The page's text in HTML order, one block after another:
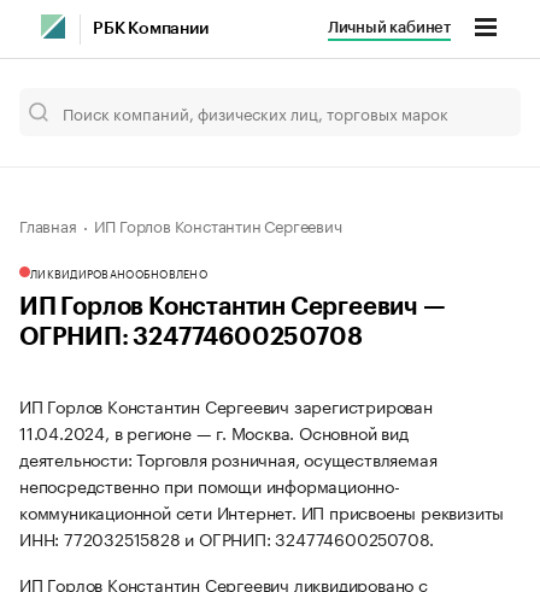
РБК Компании Личный кабинет
Главная ИП Горлов Константин Сергеевич
ЛИКВИДИРОВАНООБНОВЛЕНО
ИП Горлов Константин Сергеевич —
ОГРНИП: 324774600250708
ИП Горлов Константин Сергеевич зарегистрирован
11.04.2024, в регионе — г. Москва. Основной вид
деятельности: Торговля розничная, осуществляемая
непосредственно при помощи информационно-
коммуникационной сети Интернет. ИП присвоены реквизиты
ИНН: 772032515828 и ОГРНИП: 324774600250708.
ИП Горлов Константин Сергеевич ликвидировано с